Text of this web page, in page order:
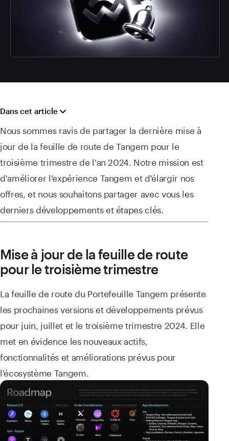
Dans cet article
Nous sommes ravis de partager la dernière mise à
jour de la feuille de route de Tangem pour le
troisième trimestre de l'an 2024. Notre mission est
d'améliorer l'expérience Tangem et d'élargir nos
offres, et nous souhaitons partager avec vous les
derniers développements et étapes clés.
Mise à jour de la feuille de route
pour le troisième trimestre
La feuille de route du Portefeuille Tangem présente
les prochaines versions et développements prévus
pour juin, juillet et le troisième trimestre 2024. Elle
met en évidence les nouveaux actifs,
fonctionnalités et améliorations prévus pour
l'écosystème Tangem.